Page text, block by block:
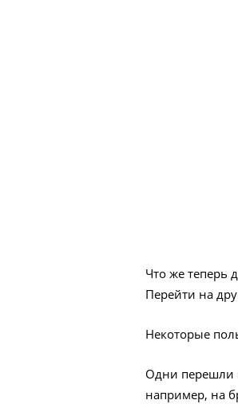
Что же теперь
Перейти на
Некоторые
Одни перешли
например, на